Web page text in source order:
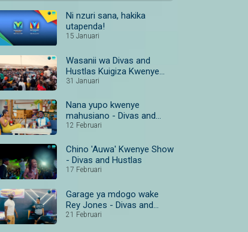
Ni nzuri sana, hakika
utapenda!
15 Januari
Wasanii wa Divas and
Hustlas Kuigiza Kwenye
Short Film-Divas and
31 Januari
Nana yupo kwenye
mahusiano - Divas and
Hustlas
12 Februari
Chino 'Auwa' Kwenye Show
- Divas and Hustlas
17 Februari
Garage ya mdogo wake
Rey Jones - Divas and
Hustlas
21 Februari